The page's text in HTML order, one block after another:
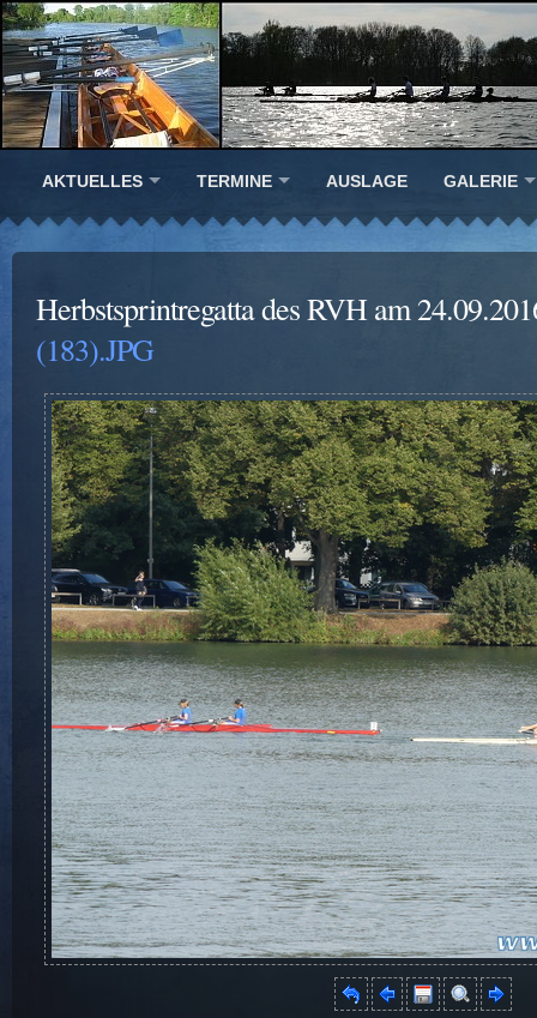
AKTUELLES TERMINE AUSLAGE GALERIE
Herbstsprintregatta des RVH am
(183).JPG